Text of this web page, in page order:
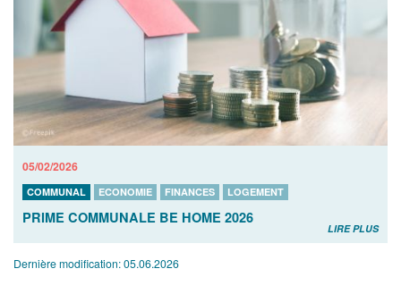
05/02/2026
COMMUNAL ECONOMIE FINANCES LOGEMENT
PRIME COMMUNALE BE HOME 2026
LIRE PLUS
Dernière modification:05.06.2026